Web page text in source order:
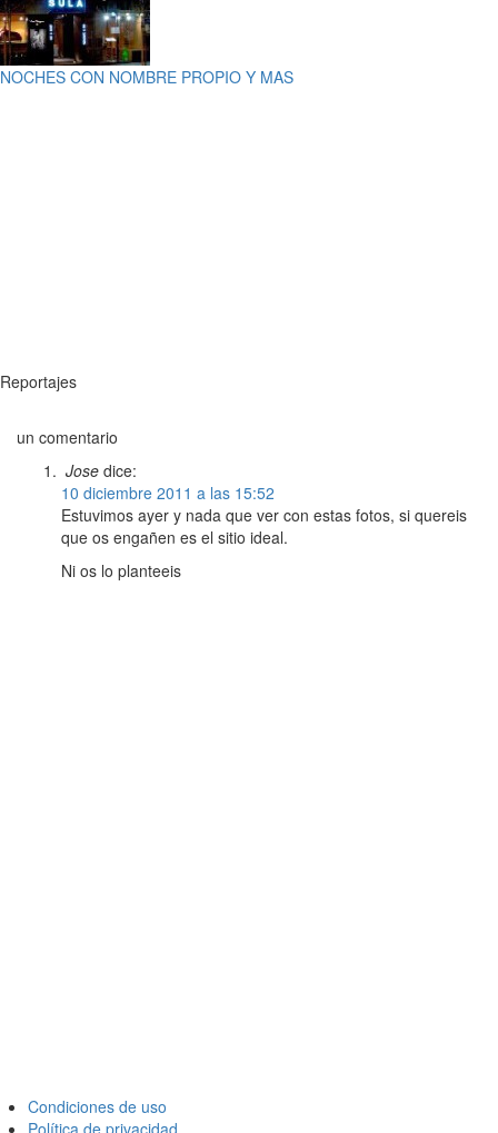
NOCHES CON NOMBRE PROPIO Y MAS
Reportajes
un comentario
Jose dice:
10 diciembre 2011 a las 15:52
Estuvimos ayer y nada que ver con estas fotos, si quereis
que os engañen es el sitio ideal.
Ni os lo planteeis
Condiciones de uso